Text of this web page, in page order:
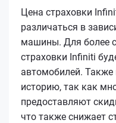
Цена страховки
различаться в
машины. Для более
страховки Infiniti
автомобилей.
историю, так как
предоставляют
что также снижает